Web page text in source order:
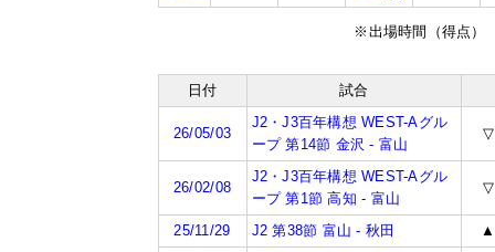
※出場時間（得点）
日付 試合
26/05/03
J2・J3百年構想 WEST-Aグル
ープ 第14節 金沢 - 富山
▽
26/02/08
J2・J3百年構想 WEST-Aグル
ープ 第1節 高知 - 富山
▽
25/11/29 J2 第38節 富山 - 秋田
▲